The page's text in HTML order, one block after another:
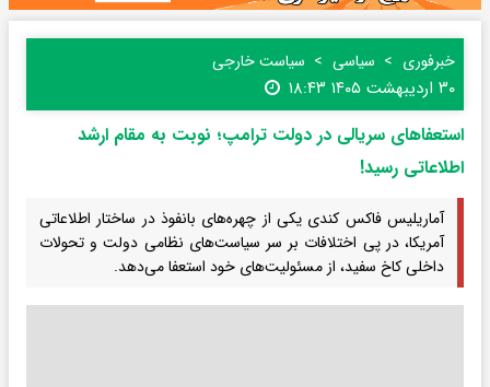
خبرفوری سیاسی سیاست خارجی
۳۰ اردیبهشت ۱۴۰۵ ۱۸:۴۳
استعفاهای سریالی در دولت ترامپ؛ نوبت به مقام ارشد
اطلاعاتی رسید!
آماریلیس فاکس کندی یکی از چهره‌های بانفوذ در ساختار اطلاعاتی
آمریکا، در پی اختلافات بر سر سیاست‌های نظامی دولت و تحولات
داخلی کاخ سفید، از مسئولیت‌های خود استعفا می‌دهد.